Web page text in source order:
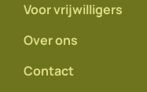
Voor vrijwilligers
Over ons
Contact